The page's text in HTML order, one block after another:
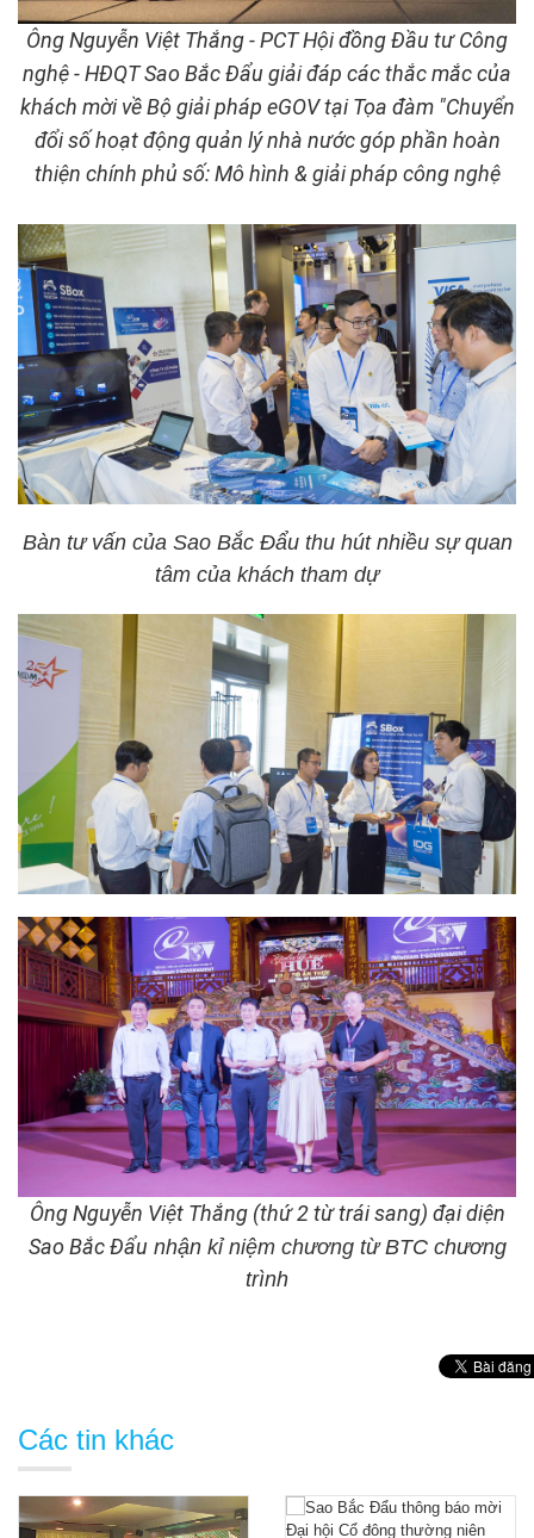
Ông Nguyễn Việt Thắng - PCT Hội đồng Đầu tư Công
nghệ - HĐQT Sao Bắc Đẩu giải đáp các thắc mắc của
khách mời về Bộ giải pháp eGOV tại Tọa đàm "Chuyển
đổi số hoạt động quản lý nhà nước góp phần hoàn
thiện chính phủ số: Mô hình & giải pháp công nghệ
Bàn tư vấn của Sao Bắc Đẩu thu hút nhiều sự quan
tâm của khách tham dự
Ông Nguyễn Việt Thắng (thứ 2 từ trái sang) đại diện
Sao Bắc Đẩu nhận kỉ niệm chương từ BTC chương
trình
Các tin khác